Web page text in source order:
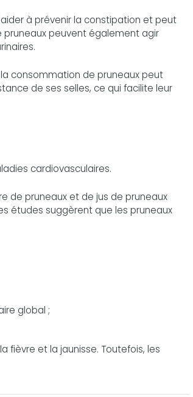
à prévenir la constipation et peut
pruneaux peuvent également agir
consommation de pruneaux peut
de ses selles, ce qui facilite leur
cardiovasculaires.
de pruneaux et de jus de pruneaux
études suggèrent que les pruneaux
global ;
fièvre et la jaunisse. Toutefois, les